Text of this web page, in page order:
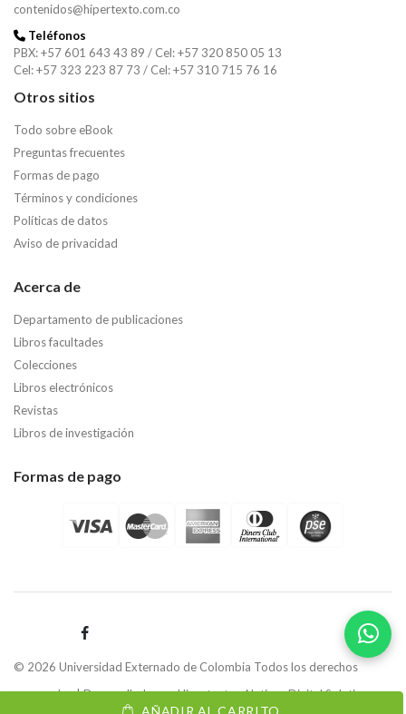
AÑADIR AL CARRITO
contenidos@hipertexto.com.co
Teléfonos
PBX: +57 601 643 43 89 / Cel: +57 320 850 05 13
Cel: +57 323 223 87 73 / Cel: +57 310 715 76 16
Otros sitios
Todo sobre eBook
Preguntas frecuentes
Formas de pago
Términos y condiciones
Políticas de datos
Aviso de privacidad
Acerca de
Departamento de publicaciones
Libros facultades
Colecciones
Libros electrónicos
Revistas
Libros de investigación
Formas de pago
© 2026 Universidad Externado de Colombia Todos los derechos
reservados | Desarrollado porHipertexto - Netizen Digital Solutions.